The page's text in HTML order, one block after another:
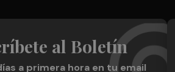
al Boletín
a primera hora en tu email